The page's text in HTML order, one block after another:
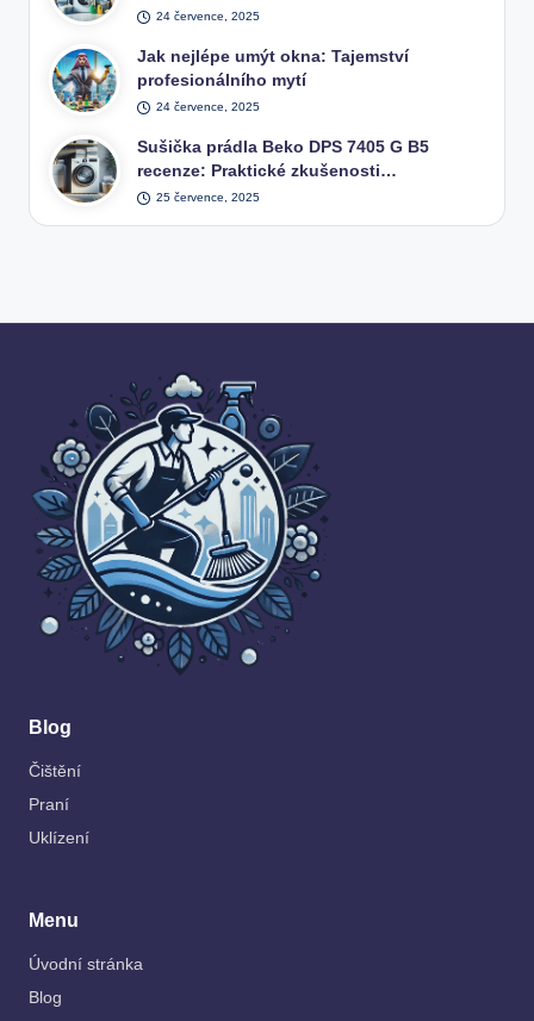
24 července, 2025
Jak nejlépe umýt okna: Tajemství
profesionálního mytí
24 července, 2025
Sušička prádla Beko DPS 7405 G B5
recenze: Praktické zkušenosti…
25 července, 2025
Blog
Čištění
Praní
Uklízení
Menu
Úvodní stránka
Blog